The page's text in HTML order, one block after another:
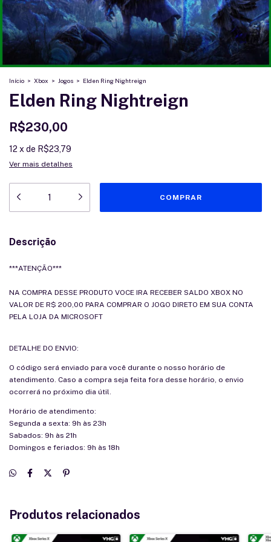
Início > Xbox > Jogos > Elden Ring Nightreign
Elden Ring Nightreign
R$230,00
12 x de R$23,79
Ver mais detalhes
Descrição
***ATENÇÃO***
NA COMPRA DESSE PRODUTO VOCE IRA RECEBER SALDO XBOX NO
VALOR DE R$ 200,00 PARA COMPRAR O JOGO DIRETO EM SUA CONTA
PELA LOJA DA MICROSOFT
DETALHE DO ENVIO:
O código será enviado para você durante o nosso horário de
atendimento. Caso a compra seja feita fora desse horário, o envio
ocorrerá no próximo dia útil.
Horário de atendimento:
Segunda a sexta: 9h às 23h
Sabados: 9h às 21h
Domingos e feriados: 9h às 18h
Produtos relacionados